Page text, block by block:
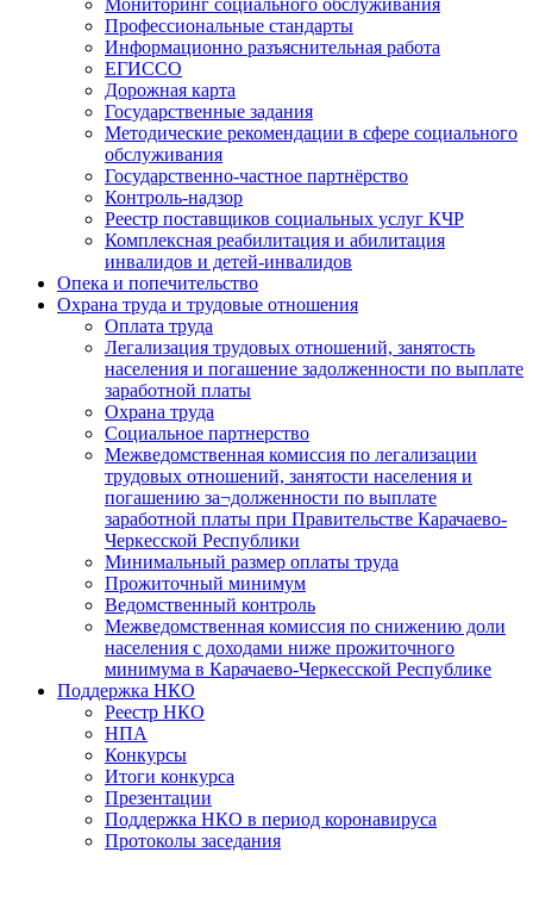
Профессиональные стандарты
Информационно разъяснительная работа
ЕГИССО
Дорожная карта
Государственные задания
Методические рекомендации в сфере социального
обслуживания
Государственно-частное партнёрство
Контроль-надзор
Реестр поставщиков социальных услуг КЧР
Комплексная реабилитация и абилитация
инвалидов и детей-инвалидов
Опека и попечительство
Охрана труда и трудовые отношения
Оплата труда
Легализация трудовых отношений, занятость
населения и погашение задолженности по выплате
заработной платы
Охрана труда
Социальное партнерство
Межведомственная комиссия по легализации
трудовых отношений, занятости населения и
погашению за¬долженности по выплате
заработной платы при Правительстве Карачаево-
Черкесской Республики
Минимальный размер оплаты труда
Прожиточный минимум
Ведомственный контроль
Межведомственная комиссия по снижению доли
населения с доходами ниже прожиточного
минимума в Карачаево-Черкесской Республике
Поддержка НКО
Реестр НКО
НПА
Конкурсы
Итоги конкурса
Презентации
Поддержка НКО в период коронавируса
Протоколы заседания